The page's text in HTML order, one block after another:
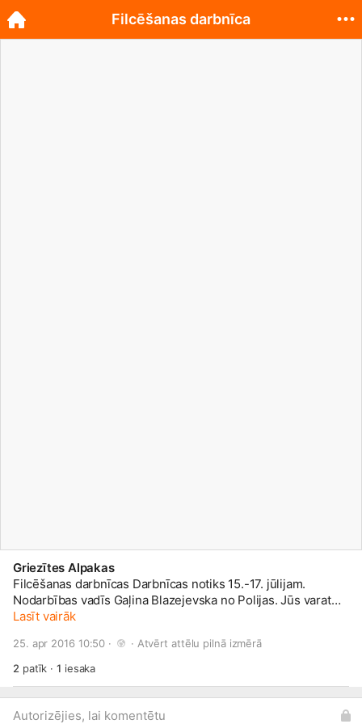
Griezītes Alpakas
Filcēšanas darbnīcas Darbnīcas notiks 15.-17. jūlijam.
Nodarbības vadīs Gaļina Blazejevska no Polijas. Jūs varat
apmeklēt vienu, divas vai visas trīs dienas. Produktu cena
šalle 40 eiro Cenā iekļauts: Iepazīšanās ar alpakām, no
kurām konkrētai dienai un konkrētam darbam ir ņemta
produktu,Pusdienas un atspirdzinājumi visas dienas
garumā. Atlaides: Cenas no € 25 - € 35 vienai personai /
Lasīt vairāk
25. apr 2016 10:50 · · Atvērt attēlu pilnā izmērā
2 patīk ·1 iesaka
Autorizējies, lai komentētu
Filcēšanas darbnīca